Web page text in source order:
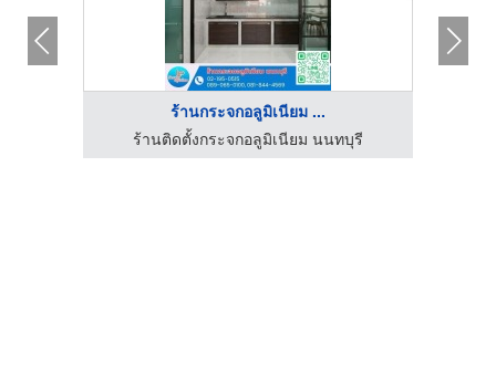
ร้านกระจกอลูมิเนียม ...
ร้านติดตั้งกระจกอลูมิเนียม นนทบุรี